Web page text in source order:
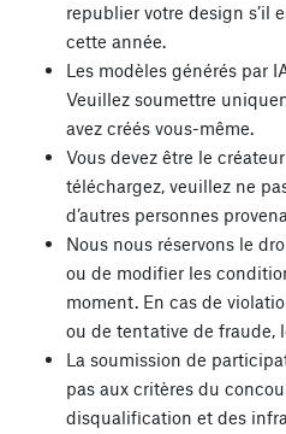
republier votre design s’il
cette année.
Les modèles générés par
Veuillez soumettre
avez créés vous-même.
Vous devez être le
téléchargez, veuillez ne
d’autres personnes
Nous nous réservons le
ou de modifier les
moment. En cas de
ou de tentative de fraude,
La soumission de
pas aux critères du
disqualification et des